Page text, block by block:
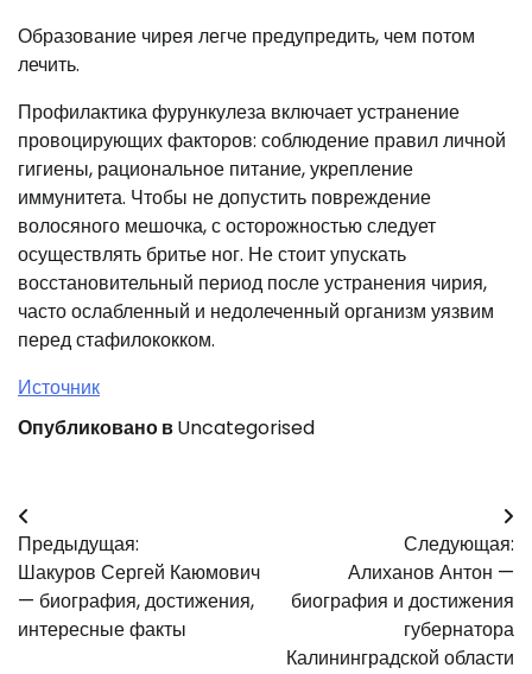
Образование чирея легче предупредить, чем потом
лечить.
Профилактика фурункулеза включает устранение
провоцирующих факторов: соблюдение правил личной
гигиены, рациональное питание, укрепление
иммунитета. Чтобы не допустить повреждение
волосяного мешочка, с осторожностью следует
осуществлять бритье ног. Не стоит упускать
восстановительный период после устранения чирия,
часто ослабленный и недолеченный организм уязвим
перед стафилококком.
Источник
Опубликовано вUncategorised
Навигация
по
записям
Предыдущая:
Шакуров Сергей Каюмович
— биография, достижения,
интересные факты
Следующая:
Алиханов Антон —
биография и достижения
губернатора
Калининградской области